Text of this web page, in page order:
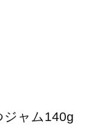
ジャム140g